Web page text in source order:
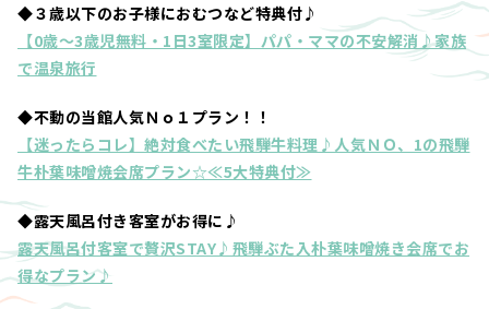
◆３歳以下のお子様におむつなど特典付♪
【0歳～3歳児無料・1日3室限定】パパ・ママの不安解消♪家族
で温泉旅行
◆不動の当館人気Ｎｏ１プラン！！
【迷ったらコレ】絶対食べたい飛騨牛料理♪人気ＮＯ、1の飛騨
牛朴葉味噌焼会席プラン☆≪5大特典付≫
◆露天風呂付き客室がお得に♪
露天風呂付客室で贅沢STAY♪飛騨ぶた入朴葉味噌焼き会席でお
得なプラン♪